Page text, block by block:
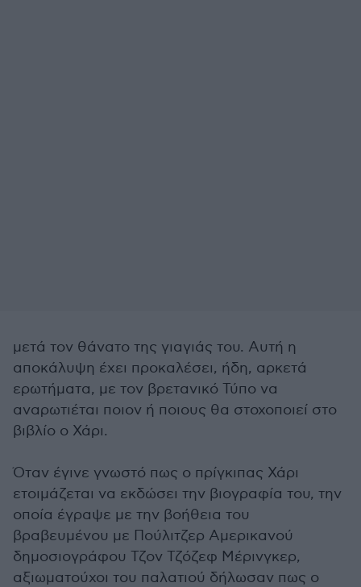
μετά τον θάνατο της γιαγιάς του. Αυτή η
αποκάλυψη έχει προκαλέσει, ήδη, αρκετά
ερωτήματα, με τον βρετανικό Τύπο να
αναρωτιέται ποιον ή ποιους θα στοχοποιεί στο
βιβλίο ο Χάρι.
Όταν έγινε γνωστό πως ο πρίγκιπας Χάρι
ετοιμάζεται να εκδώσει την βιογραφία του, την
οποία έγραψε με την βοήθεια του
βραβευμένου με Πούλιτζερ Αμερικανού
δημοσιογράφου Τζον Τζόζεφ Μέρινγκερ,
αξιωματούχοι του παλατιού δήλωσαν πως ο